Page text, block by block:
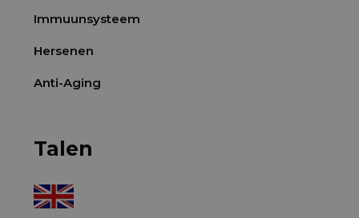
Immuunsysteem
Hersenen
Anti-Aging
Talen